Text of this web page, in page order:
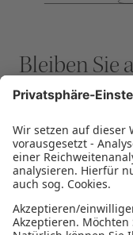
Bleiben Sie
dem